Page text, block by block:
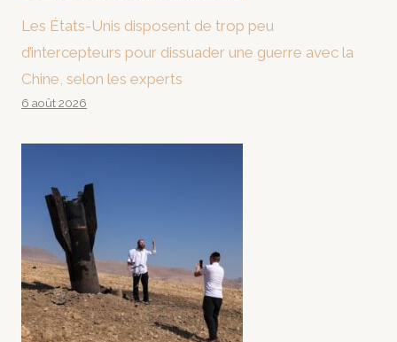
Les États-Unis disposent de trop peu
d’intercepteurs pour dissuader une guerre avec la
Chine, selon les experts
6 août 2026